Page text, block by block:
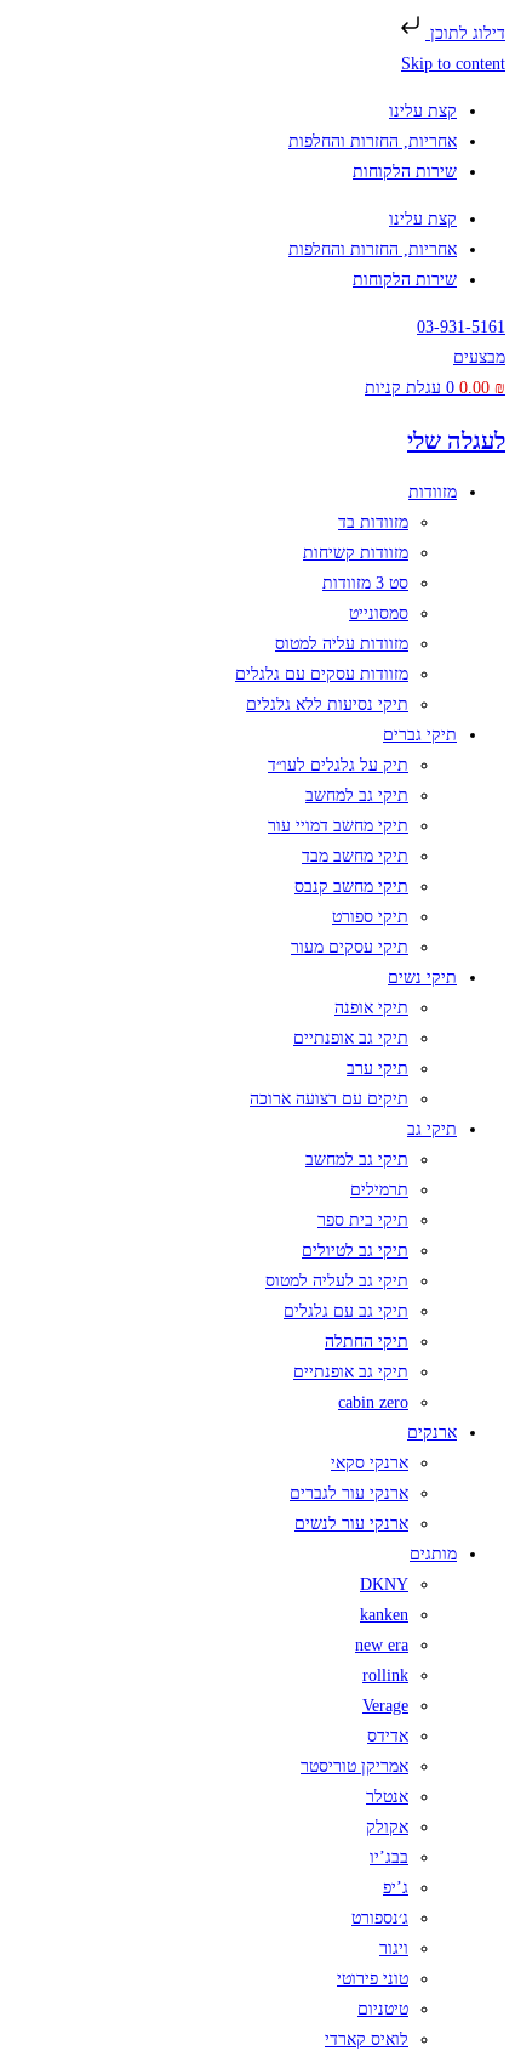
דילוג לתוכן
Skip to content
קצת עלינו
אחריות, החזרות והחלפות
שירות הלקוחות
קצת עלינו
אחריות, החזרות והחלפות
שירות הלקוחות
03-931-5161
מבצעים
0.00 ₪
0 עגלת קניות
לעגלה שלי
מזוודות
מזוודות בד
מזוודות קשיחות
סט 3 מזוודות
סמסונייט
מזוודות עליה למטוס
מזוודות עסקים עם גלגלים
תיקי נסיעות ללא גלגלים
תיקי גברים
תיק על גלגלים לעו״ד
תיקי גב למחשב
תיקי מחשב דמויי עור
תיקי מחשב מבד
תיקי מחשב קנבס
תיקי ספורט
תיקי עסקים מעור
תיקי נשים
תיקי אופנה
תיקי גב אופנתיים
תיקי ערב
תיקים עם רצועה ארוכה
תיקי גב
תיקי גב למחשב
תרמילים
תיקי בית ספר
תיקי גב לטיולים
תיקי גב לעליה למטוס
תיקי גב עם גלגלים
תיקי החתלה
תיקי גב אופנתיים
cabin zero
ארנקים
ארנקי סקאי
ארנקי עור לגברים
ארנקי עור לנשים
מותגים
DKNY
kanken
new era
rollink
Verage
אדידס
אמריקן טוריסטר
אנטלר
אקולק
בבג’יו
ג’יפ
ג׳נספורט
ויגור
טוני פירוטי
טיטניום
לואיס קארדי